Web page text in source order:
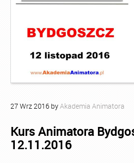
27 Wrz2016 by Akademia Animatora
Kurs Animatora
12.11.2016